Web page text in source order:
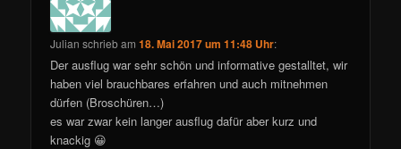
Julian schriebam18. Mai 2017 um 11:48 Uhr:
Der ausflug war sehr schön und informative gestalltet, wir
haben viel brauchbares erfahren und auch mitnehmen
dürfen (Broschüren…)
es war zwar kein langer ausflug dafür aber kurz und
knackig 😀